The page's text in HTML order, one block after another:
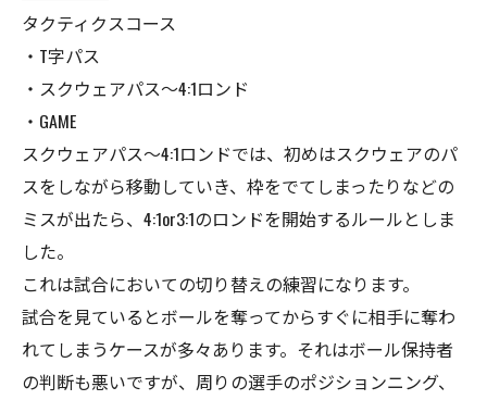
タクティクスコース
・T字パス
・スクウェアパス〜4:1ロンド
・GAME
スクウェアパス〜4:1ロンドでは、初めはスクウェアのパ
スをしながら移動していき、枠をでてしまったりなどの
ミスが出たら、4:1or3:1のロンドを開始するルールとしま
した。
これは試合においての切り替えの練習になります。
試合を見ているとボールを奪ってからすぐに相手に奪わ
れてしまうケースが多々あります。それはボール保持者
の判断も悪いですが、周りの選手のポジションニング、